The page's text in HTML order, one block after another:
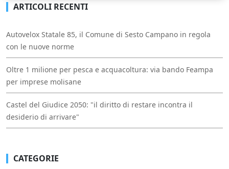
ARTICOLI RECENTI
Autovelox Statale 85, il Comune di Sesto Campano in regola
con le nuove norme
Oltre 1 milione per pesca e acquacoltura: via bando Feampa
per imprese molisane
Castel del Giudice 2050: "il diritto di restare incontra il
desiderio di arrivare"
CATEGORIE